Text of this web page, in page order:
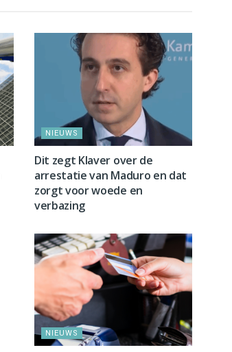
NIEUWS
Dit zegt Klaver over de
arrestatie van Maduro en dat
zorgt voor woede en
verbazing
NIEUWS